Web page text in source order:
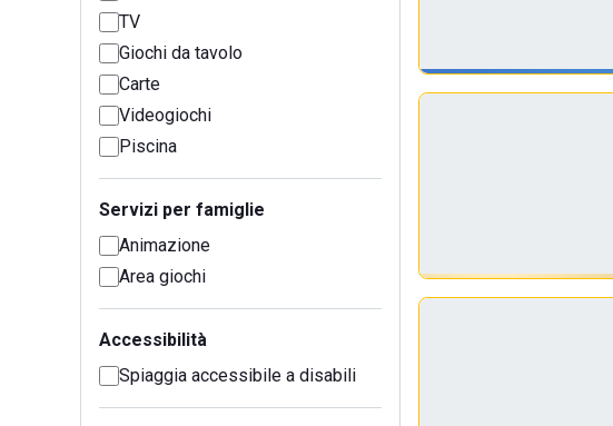
TV
Giochi da tavolo
Carte
Videogiochi
Piscina
Servizi per famiglie
Animazione
Area giochi
Accessibilità
Spiaggia accessibile a disabili